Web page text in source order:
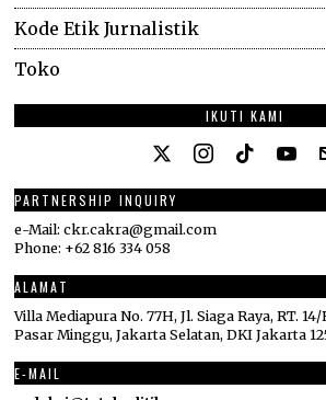
Kode Etik Jurnalistik
Toko
IKUTI KAMI
PARTNERSHIP INQUIRY
e-Mail: ckr.cakra@gmail.com
Phone: +62 816 334 058
ALAMAT
Villa Mediapura No. 77H, Jl. Siaga Raya, RT.
Pasar Minggu, Jakarta Selatan, DKI Jakarta
E-MAIL